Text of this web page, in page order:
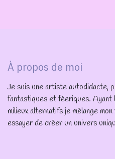
À propos de moi
Je suis une artiste autodidacte,
fantastiques et féeriques. Ayant
milieux alternatifs je mélange
essayer de créer un univers